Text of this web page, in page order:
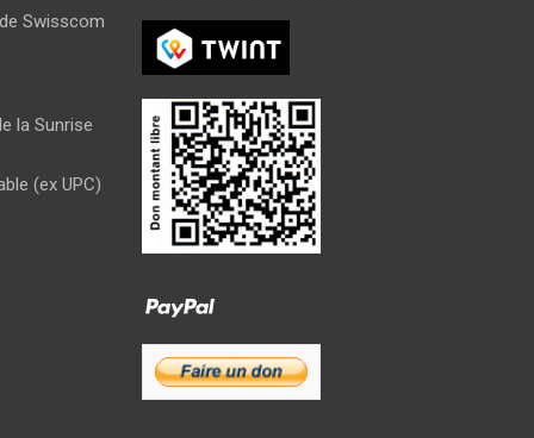
Swisscom
la Sunrise
(ex UPC)